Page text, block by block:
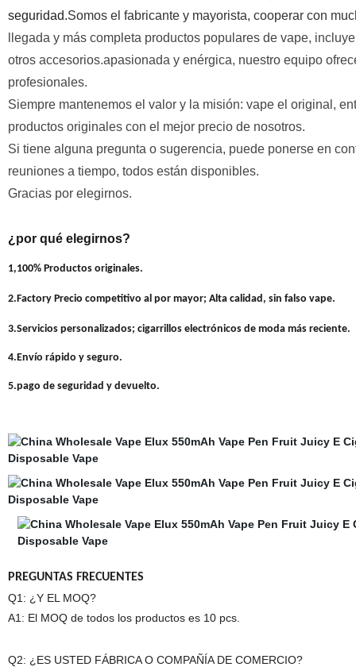
seguridad.Somos el fabricante y mayorista, cooperar con
llegada y más completa productos populares de vape,
otros accesorios.apasionada y enérgica, nuestro equipo
profesionales.
Siempre mantenemos el valor y la misión: vape el original,
productos originales con el mejor precio de nosotros.
Si tiene alguna pregunta o sugerencia, puede ponerse en
reuniones a tiempo, todos están disponibles.
Gracias por elegirnos.
¿por qué elegirnos?
1,100% Productos originales.
2.Factory Precio competitivo al por mayor; Alta calidad, sin falso vape.
3.Servicios personalizados; cigarrillos electrónicos de moda más reciente.
4.Envío rápido y seguro.
5.pago de seguridad y devuelto.
PREGUNTAS FRECUENTES
Q1: ¿Y EL MOQ?
A1: El MOQ de todos los productos es 10 pcs.
Q2: ¿ES USTED FÁBRICA O COMPAÑÍA DE COMERCIO?